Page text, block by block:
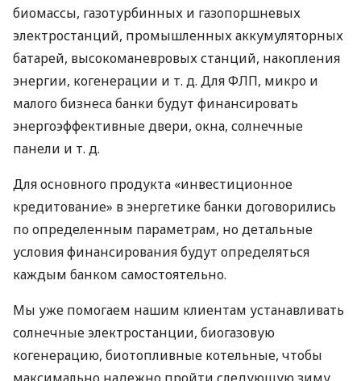
биомассы, газотурбинных и газопоршневых
электростанций, промышленных аккумуляторных
батарей, высокоманевровых станций, накопления
энергии, когенерации и т. д. Для ФЛП, микро и
малого бизнеса банки будут финансировать
энергоэффективные двери, окна, солнечные
панели и т. д.
Для основного продукта «инвестиционное
кредитование» в энергетике банки договорились
по определенным параметрам, но детальные
условия финансирования будут определяться
каждым банком самостоятельно.
Мы уже помогаем нашим клиентам устанавливать
солнечные электростанции, биогазовую
когенерацию, биотопливные котельные, чтобы